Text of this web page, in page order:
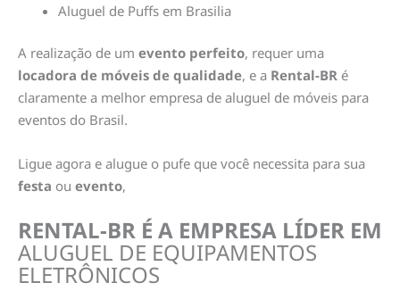
Aluguel de Puffs em Brasilia
A realização de um evento perfeito, requer uma
locadora de móveis de qualidade, e a Rental-BR é
claramente a melhor empresa de aluguel de móveis para
eventos do Brasil.
Ligue agora e alugue o pufe que você necessita para sua
festa ou evento,
RENTAL-BR É A EMPRESA LÍDER EM
ALUGUEL DE EQUIPAMENTOS
ELETRÔNICOS